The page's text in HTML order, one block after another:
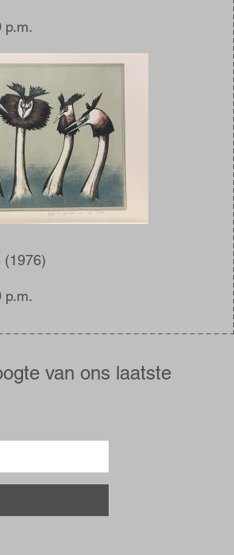
p.m.
(1976)
p.m.
van ons laatste